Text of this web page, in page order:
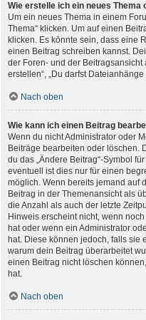
Wie erstelle ich ein neues Thema
Um ein neues Thema in einem
Thema“ klicken. Um auf einen
klicken. Es könnte sein, dass eine
einen Beitrag schreiben kannst.
der Foren- und der Beitragsansicht
erstellen“, „Du darfst Dateianhänge
Nach oben
Wie kann ich einen Beitrag
Wenn du nicht Administrator oder
Beiträge bearbeiten oder löschen.
du das „Ändere Beitrag“-Symbol
eventuell ist dies nur für einen
möglich. Wenn bereits jemand auf
Beitrag in der Themenansicht als
die Anzahl als auch der letzte
Hinweis erscheint nicht, wenn
hat oder wenn ein Administrator
hat. Diese können jedoch, falls sie
warum dein Beitrag überarbeitet
einen Beitrag nicht löschen
hat.
Nach oben